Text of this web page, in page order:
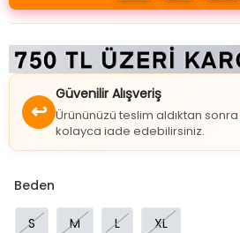
↩
Güvenilir Alışveriş
Ürününüzü teslim aldıktan sonra
kolayca iade edebilirsiniz.
Beden
S M L XL